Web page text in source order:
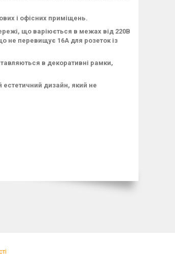
і офісних приміщень.
що варіюється в межах від 220В
не перевищує 16А для розеток із
в декоративні рамки,
естетичний дизайн, який не